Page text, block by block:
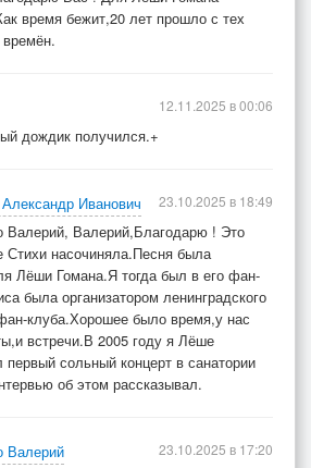
время бежит,20 лет прошло с тех
дождик получился.+
12.11.2025 в 00:06
Иванович
Валерий, Валерий,Благодарю ! Это
Стихи насочиняла.Песня была
Лёши Гомана.Я тогда был в его фан-
была организатором ленинградского
клуба.Хорошее было время,у нас
встречи.В 2005 году я Лёше
первый сольный концерт в санатории
об этом рассказывал.
23.10.2025 в 18:49
Валерий
23.10.2025 в 17:20